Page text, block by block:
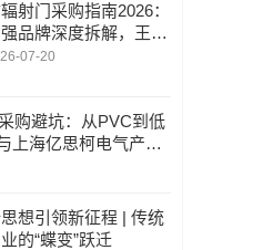
(1)
射门采购指南2026：
品牌深度拆解，王力
环认证+上市背景稳
07-20
购避坑：从PVC到低
上海亿思柯电气产品
想引领新征程 | 传统
的“蝶变”跃迁